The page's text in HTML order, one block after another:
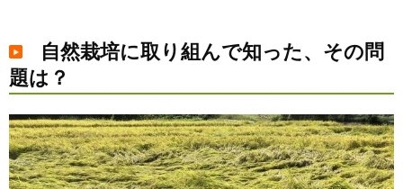
自然栽培に取り組んで知った、その問
題は？